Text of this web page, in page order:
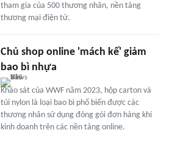
tham gia của 500 thương nhân, nền tảng
thương mại điện tử.
Chủ shop online 'mách kế' giảm
bao bì nhựa
Khảo sát của WWF năm 2023, hộp carton và
túi nylon là loại bao bì phổ biến được các
thương nhân sử dụng đóng gói đơn hàng khi
kinh doanh trên các nền tảng online.